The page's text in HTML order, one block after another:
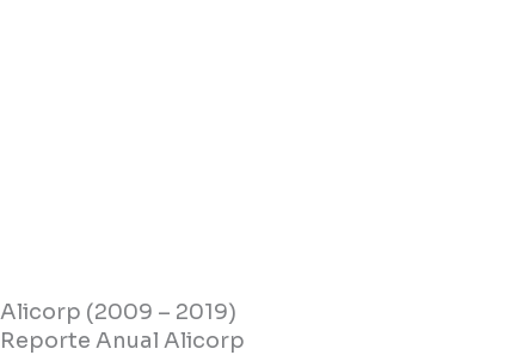
Alicorp (2009 – 2019)
Reporte Anual Alicorp